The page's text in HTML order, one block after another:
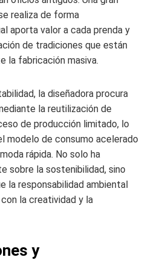
realiza de forma
aporta valor a cada prenda y
de tradiciones que están
la fabricación masiva.
la diseñadora procura
la reutilización de
de producción limitado, lo
modelo de consumo acelerado
rápida. No solo ha
sobre la sostenibilidad, sino
la responsabilidad ambiental
la creatividad y la
y